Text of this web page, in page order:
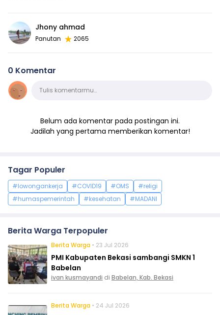
Jhony ahmad
Panutan 2065
0 Komentar
KomentarTulis komentarmu…
Belum ada komentar pada postingan ini.
Jadilah yang pertama memberikan komentar!
Tagar Populer
#lowongankerja #COVID19 #OMS
#religi
#humaspemerintah
#kesehatan #MADANI
Berita Warga Terpopuler
Berita Warga • 23 Jul 2026
PMI Kabupaten Bekasi sambangi SMKN 1
Babelan
ivan kusmayandi di Babelan, Kab. Bekasi
Berita Warga • 24 Jul 2026